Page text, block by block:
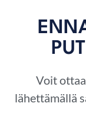
Voit
lähettämällä